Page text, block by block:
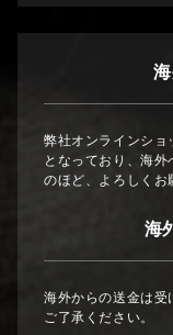
弊社オンラインショ
となっており、海
のほど、よろしくお
海
海外からの送金は受
ご了承ください。